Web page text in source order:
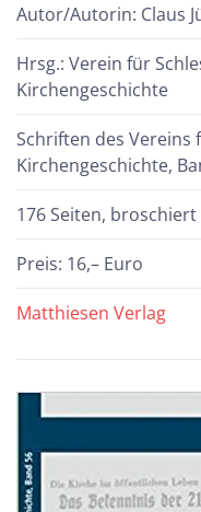
Autor/Autorin: Claus
Hrsg.: Verein für
Kirchengeschichte
Schriften des Vereins
Kirchengeschichte,
176 Seiten, broschiert
Preis: 16,– Euro
Matthiesen Verlag